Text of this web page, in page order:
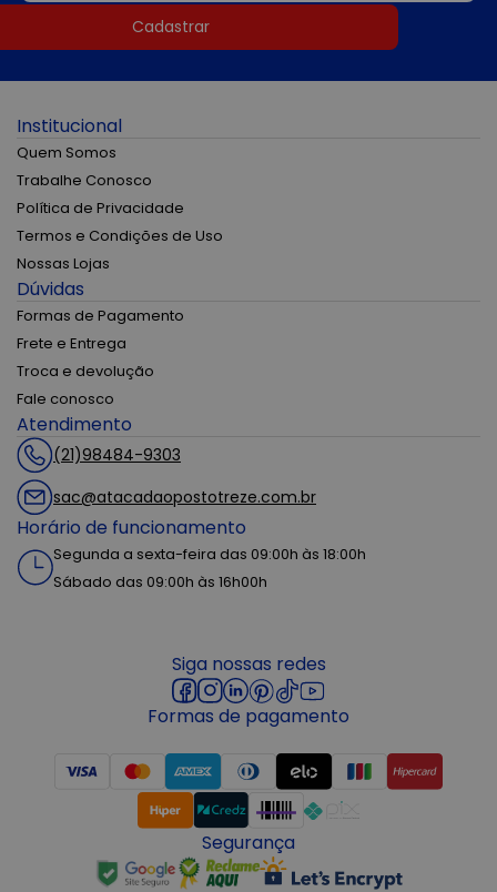
Cadastrar
Institucional
Quem Somos
Trabalhe Conosco
Política de Privacidade
Termos e Condições de Uso
Nossas Lojas
Dúvidas
Formas de Pagamento
Frete e Entrega
Troca e devolução
Fale conosco
Atendimento
(21)98484-9303
sac@atacadaopostotreze.com.br
Horário de funcionamento
Segunda a sexta-feira das 09:00h às 18:00h
Sábado das 09:00h às 16h00h
Siga nossas redes
Formas de pagamento
Segurança